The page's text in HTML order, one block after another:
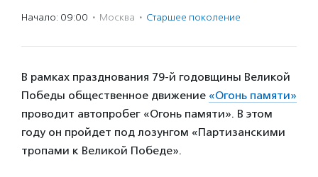
Начало: 09:00 · Москва · Старшее поколение
В рамках празднования 79-й годовщины Великой
Победы общественное движение «Огонь памяти»
проводит автопробег «Огонь памяти». В этом
году он пройдет под лозунгом «Партизанскими
тропами к Великой Победе».